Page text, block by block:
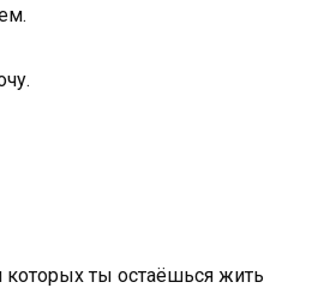
которых ты остаёшься жить